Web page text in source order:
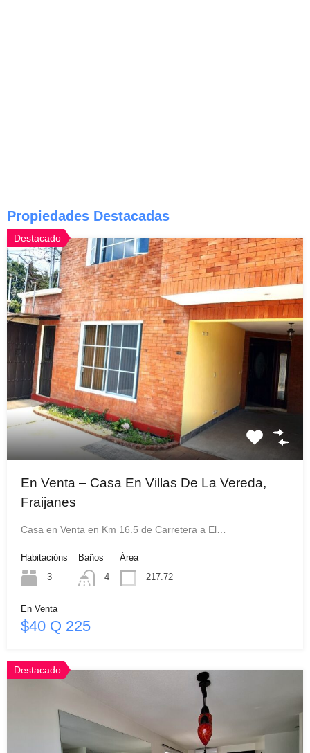
Propiedades Destacadas
Destacado
En Venta – Casa En Villas De La Vereda,
Fraijanes
Casa en Venta en Km 16.5 de Carretera a El…
Habitacións
3
Baños
4
Área
217.72
En Venta
$40 Q 225
Destacado